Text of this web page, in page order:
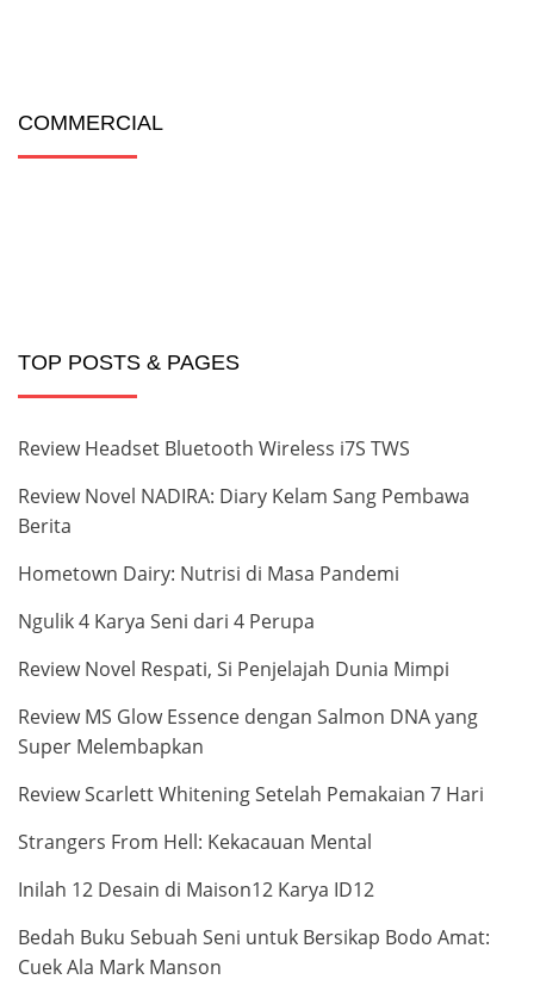
COMMERCIAL
TOP POSTS & PAGES
Review Headset Bluetooth Wireless i7S TWS
Review Novel NADIRA: Diary Kelam Sang Pembawa
Berita
Hometown Dairy: Nutrisi di Masa Pandemi
Ngulik 4 Karya Seni dari 4 Perupa
Review Novel Respati, Si Penjelajah Dunia Mimpi
Review MS Glow Essence dengan Salmon DNA yang
Super Melembapkan
Review Scarlett Whitening Setelah Pemakaian 7 Hari
Strangers From Hell: Kekacauan Mental
Inilah 12 Desain di Maison12 Karya ID12
Bedah Buku Sebuah Seni untuk Bersikap Bodo Amat:
Cuek Ala Mark Manson